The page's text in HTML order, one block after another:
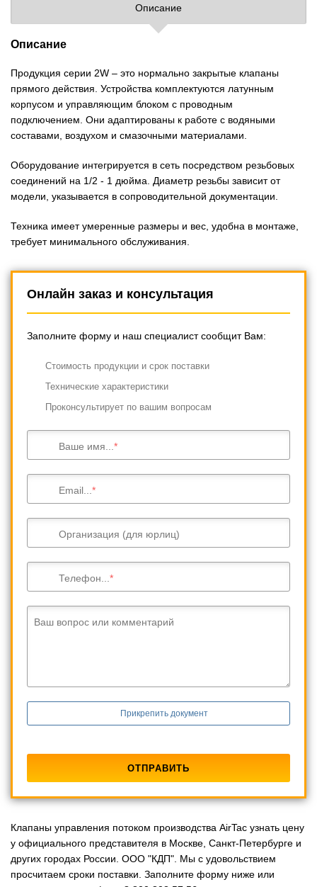
Описание
Описание
Продукция серии 2W – это нормально закрытые клапаны
прямого действия. Устройства комплектуются латунным
корпусом и управляющим блоком с проводным
подключением. Они адаптированы к работе с водяными
составами, воздухом и смазочными материалами.
Оборудование интегрируется в сеть посредством резьбовых
соединений на 1/2 - 1 дюйма. Диаметр резьбы зависит от
модели, указывается в сопроводительной документации.
Техника имеет умеренные размеры и вес, удобна в монтаже,
требует минимального обслуживания.
Онлайн заказ и консультация
Заполните форму и наш специалист сообщит Вам:
Cтоимость продукции и срок поставки
Технические характеристики
Проконсультирует по вашим вопросам
Ваше имя...
Email...
Организация (для юрлиц)
Телефон...
Ваш вопрос или комментарий
Прикрепить документ
Клапаны управления потоком производства AirTac узнать цену
у официального представителя в Москве, Санкт-Петербурге и
других городах России. ООО "КДП". Мы с удовольствием
просчитаем сроки поставки. Заполните форму ниже или